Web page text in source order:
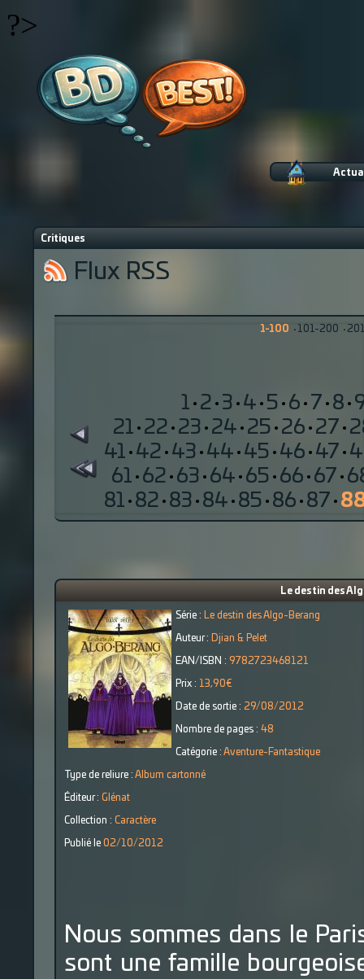
?>
Critiques
Flux RSS
1-100 · 101-200 ·
1 · 2 · 3 · 4 · 5 · 6 · 7 · 8 ·
21 · 22 · 23 · 24 · 25 · 26 · 27 ·
41 · 42 · 43 · 44 · 45 · 46 · 47 ·
61 · 62 · 63 · 64 · 65 · 66 · 67 ·
81 · 82 · 83 · 84 · 85 · 86 · 87 ·
Le destin des
Série : Le destin des Algo-Berang
Auteur : Djian & Pelet
EAN/ISBN : 9782723468121
Prix : 13,90€
Date de sortie : 29/08/2012
Nombre de pages : 48
Catégorie : Aventure-Fantastique
Type de reliure : Album cartonné
Éditeur : Glénat
Collection : Caractère
Publié le 02/10/2012
Nous sommes dans le
sont une famille